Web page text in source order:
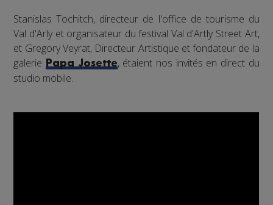
Stanislas Tochitch, directeur de l'office de tourisme du
Val d'Arly et organisateur du festival Val d'Artly Street Art,
et Gregory Veyrat, Directeur Artistique et fondateur de la
galerie Papa Josette, étaient nos invités en direct du
studio mobile.